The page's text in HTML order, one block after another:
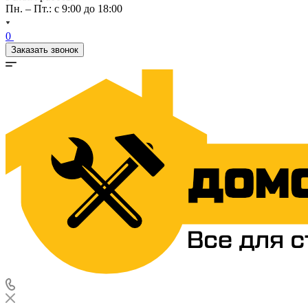
Пн. – Пт.: с 9:00 до 18:00
0
Заказать звонок